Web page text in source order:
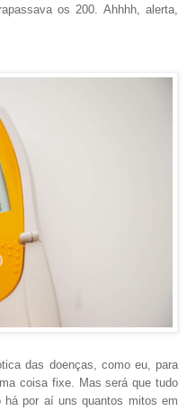
os 200. Ahhhh, alerta,
das doenças, como eu, para
coisa fixe. Mas será que tudo
por aí uns quantos mitos em